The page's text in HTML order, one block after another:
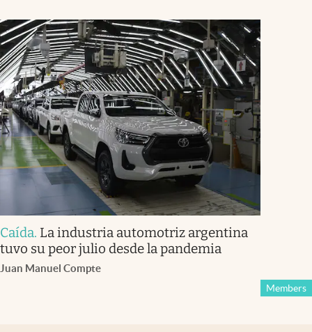
Caída. La industria automotriz argentina
tuvo su peor julio desde la pandemia
Juan Manuel Compte
Members